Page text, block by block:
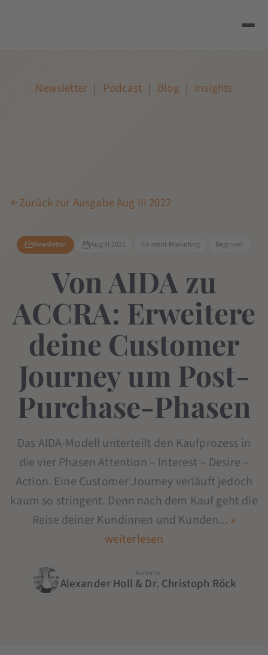
Newsletter | Podcast | Blog | Insights
Zurück zur Ausgabe Aug III 2022
Newsletter Aug III 2022 Content Marketing Beginner
Von AIDA zu
ACCRA: Erweitere
deine Customer
Journey um Post-
Purchase-Phasen
Das AIDA-Modell unterteilt den Kaufprozess in
die vier Phasen Attention – Interest – Desire –
Action. Eine Customer Journey verläuft jedoch
kaum so stringent. Denn nach dem Kauf geht die
Reise deiner Kundinnen und Kunden... »
weiterlesen
Autor:in
Alexander Holl & Dr. Christoph Röck